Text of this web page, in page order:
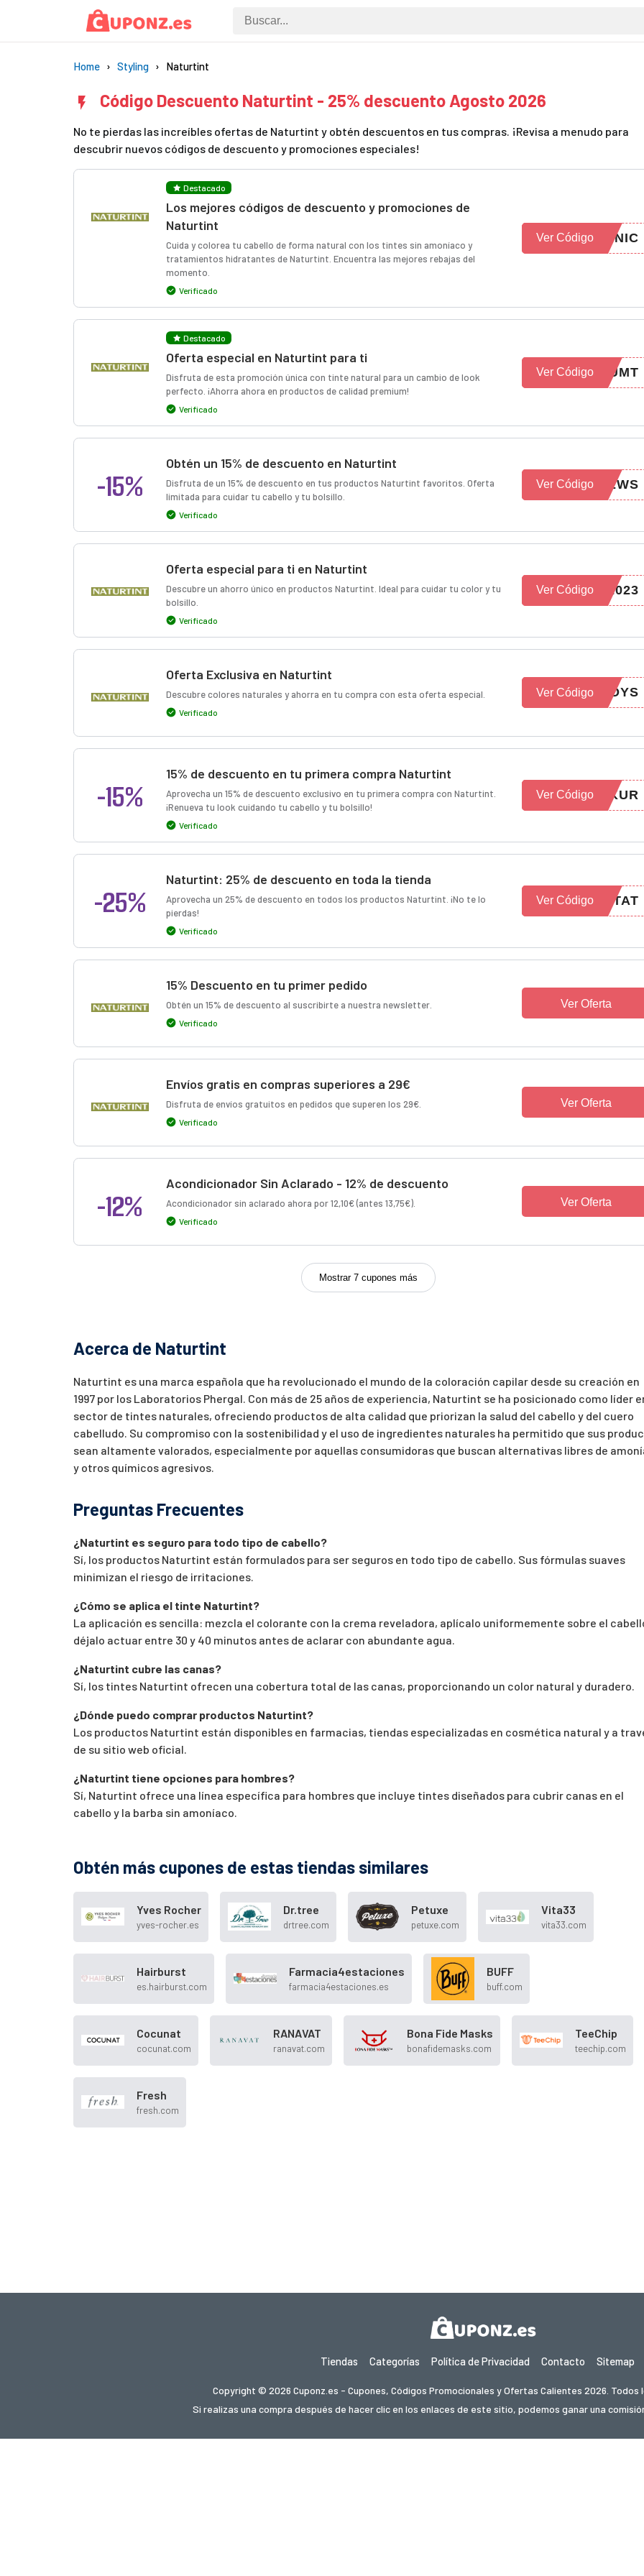
Home Styling Naturtint
Código Descuento Naturtint - 25% descuento Agosto 2026
No te pierdas las increíbles ofertas de Naturtint y obtén descuentos en tus compras. ¡Revisa a menudo para
descubrir nuevos códigos de descuento y promociones especiales!
Destacado
Los mejores códigos de descuento y promociones de
Naturtint
Cuida y colorea tu cabello de forma natural con los tintes sin amoníaco y
tratamientos hidratantes de Naturtint. Encuentra las mejores rebajas del
momento.
Verificado
ONIC
Ver Código
Destacado
Oferta especial en Naturtint para ti
Disfruta de esta promoción única con tinte natural para un cambio de look
perfecto. ¡Ahorra ahora en productos de calidad premium!
Verificado
QUMT
Ver Código
-15%
Obtén un 15% de descuento en Naturtint
Disfruta de un 15% de descuento en tus productos Naturtint favoritos. Oferta
limitada para cuidar tu cabello y tu bolsillo.
Verificado
NEWS
Ver Código
Oferta especial para ti en Naturtint
Descubre un ahorro único en productos Naturtint. Ideal para cuidar tu color y tu
bolsillo.
Verificado
2023
Ver Código
Oferta Exclusiva en Naturtint
Descubre colores naturales y ahorra en tu compra con esta oferta especial.
Verificado
WOYS
Ver Código
-15%
15% de descuento en tu primera compra Naturtint
Aprovecha un 15% de descuento exclusivo en tu primera compra con Naturtint.
¡Renueva tu look cuidando tu cabello y tu bolsillo!
Verificado
ZKUR
Ver Código
-25%
Naturtint: 25% de descuento en toda la tienda
Aprovecha un 25% de descuento en todos los productos Naturtint. ¡No te lo
pierdas!
Verificado
TAT
Ver Código
15% Descuento en tu primer pedido
Obtén un 15% de descuento al suscribirte a nuestra newsletter.
Verificado
Ver Oferta
Envíos gratis en compras superiores a 29€
Disfruta de envíos gratuitos en pedidos que superen los 29€.
Verificado
Ver Oferta
-12%
Acondicionador Sin Aclarado - 12% de descuento
Acondicionador sin aclarado ahora por 12,10€ (antes 13,75€).
Verificado
Ver Oferta
Mostrar 7 cupones más
Acerca de Naturtint
Naturtint es una marca española que ha revolucionado el mundo de la coloración capilar desde su creación en
1997 por los Laboratorios Phergal. Con más de 25 años de experiencia, Naturtint se ha posicionado como líder
sector de tintes naturales, ofreciendo productos de alta calidad que priorizan la salud del cabello y del cuero
cabelludo. Su compromiso con la sostenibilidad y el uso de ingredientes naturales ha permitido que sus
sean altamente valorados, especialmente por aquellas consumidoras que buscan alternativas libres de
y otros químicos agresivos.
Preguntas Frecuentes
¿Naturtint es seguro para todo tipo de cabello?
Sí, los productos Naturtint están formulados para ser seguros en todo tipo de cabello. Sus fórmulas suaves
minimizan el riesgo de irritaciones.
¿Cómo se aplica el tinte Naturtint?
La aplicación es sencilla: mezcla el colorante con la crema reveladora, aplícalo uniformemente sobre el
déjalo actuar entre 30 y 40 minutos antes de aclarar con abundante agua.
¿Naturtint cubre las canas?
Sí, los tintes Naturtint ofrecen una cobertura total de las canas, proporcionando un color natural y duradero.
¿Dónde puedo comprar productos Naturtint?
Los productos Naturtint están disponibles en farmacias, tiendas especializadas en cosmética natural y a
de su sitio web oficial.
¿Naturtint tiene opciones para hombres?
Sí, Naturtint ofrece una línea específica para hombres que incluye tintes diseñados para cubrir canas en el
cabello y la barba sin amoníaco.
Obtén más cupones de estas tiendas similares
Yves Rocher
yves-rocher.es
Dr.tree
drtree.com
Petuxe
petuxe.com
Vita33
vita33.com
Hairburst
es.hairburst.com
Farmacia4estaciones
farmacia4estaciones.es
BUFF
buff.com
Cocunat
cocunat.com
RANAVAT
ranavat.com
Bona Fide Masks
bonafidemasks.com
TeeChip
teechip.com
Fresh
fresh.com
Tiendas Categorías Política de Privacidad Contacto Sitemap
Copyright © 2026 Cuponz.es - Cupones, Códigos Promocionales y Ofertas Calientes 2026. Todos
Si realizas una compra después de hacer clic en los enlaces de este sitio, podemos ganar una